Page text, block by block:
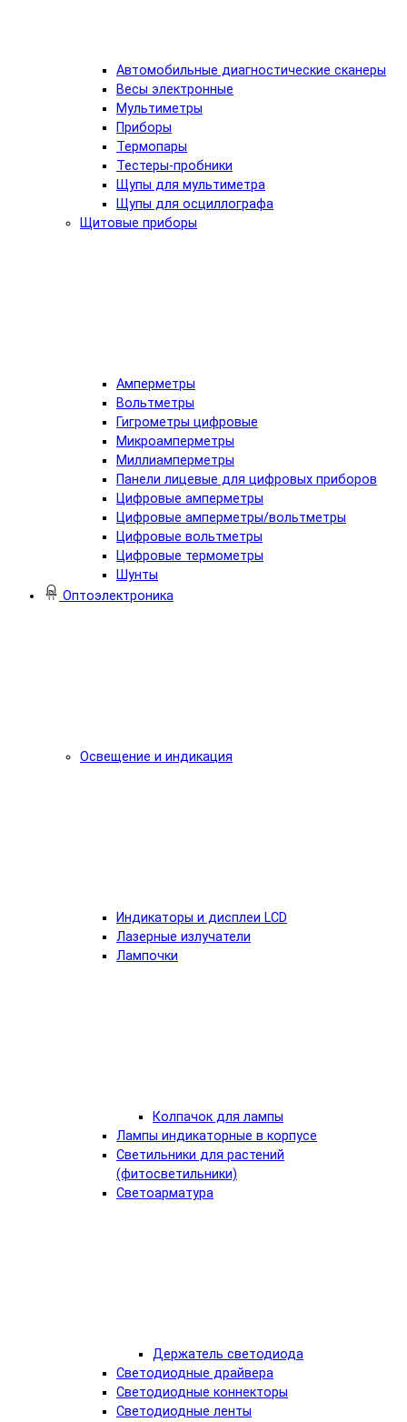
Автомобильные диагностические сканеры
Весы электронные
Мультиметры
Приборы
Термопары
Тестеры-пробники
Щупы для мультиметра
Щупы для осциллографа
Щитовые приборы
Амперметры
Вольтметры
Гигрометры цифровые
Микроамперметры
Миллиамперметры
Панели лицевые для цифровых приборов
Цифровые амперметры
Цифровые амперметры/вольтметры
Цифровые вольтметры
Цифровые термометры
Шунты
Оптоэлектроника
Освещение и индикация
Индикаторы и дисплеи LCD
Лазерные излучатели
Лампочки
Колпачок для лампы
Лампы индикаторные в корпусе
Светильники для растений
(фитосветильники)
Светоарматура
Держатель светодиода
Светодиодные драйвера
Светодиодные коннекторы
Светодиодные ленты